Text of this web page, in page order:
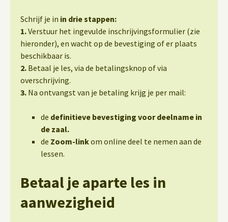
Schrijf je in in drie stappen:
1.Verstuur het ingevulde inschrijvingsformulier (zie
hieronder), en wacht op de bevestiging of er plaats
beschikbaar is.
2. Betaal je les, via de betalingsknop of via
overschrijving.
3. Na ontvangst van je betaling krijg je per mail:
de definitieve bevestiging voor deelname in
de zaal.
de Zoom-linkom online deel te nemen aan de
lessen.
Betaal je aparte les in
aanwezigheid